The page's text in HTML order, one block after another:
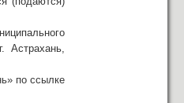
Астрахань,
по ссылке